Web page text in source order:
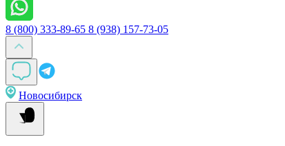
8 (800) 333-89-65 8 (938) 157-73-05
Новосибирск